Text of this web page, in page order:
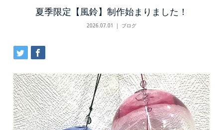
夏季限定【風鈴】制作始まりました！
2026.07.01 ブログ